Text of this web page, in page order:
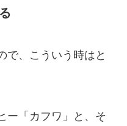
で、こういう時はと
ー「カフワ」と、そ